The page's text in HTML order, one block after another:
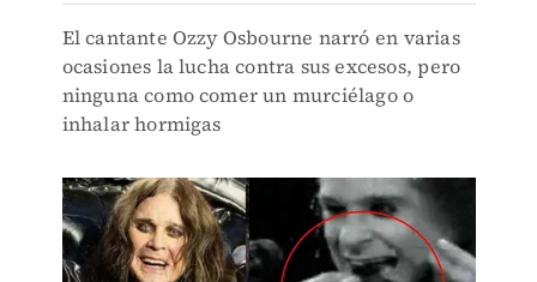
El cantante Ozzy Osbourne narró en varias
ocasiones la lucha contra sus excesos, pero
ninguna como comer un murciélago o
inhalar hormigas